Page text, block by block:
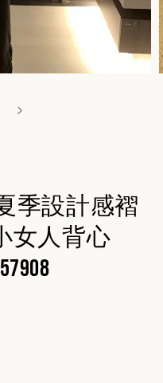
夏季設計感褶
女人背心